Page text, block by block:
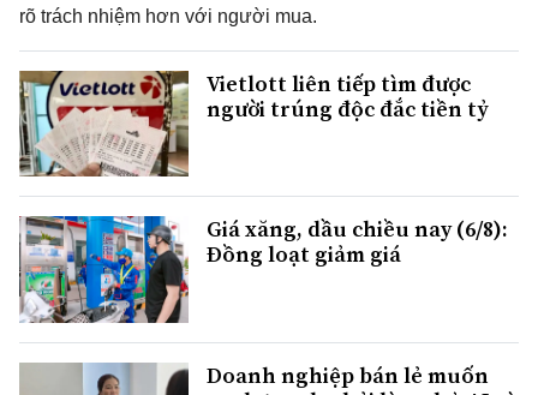
rõ trách nhiệm hơn với người mua.
Vietlott liên tiếp tìm được
người trúng độc đắc tiền tỷ
Giá xăng, dầu chiều nay (6/8):
Đồng loạt giảm giá
Doanh nghiệp bán lẻ muốn